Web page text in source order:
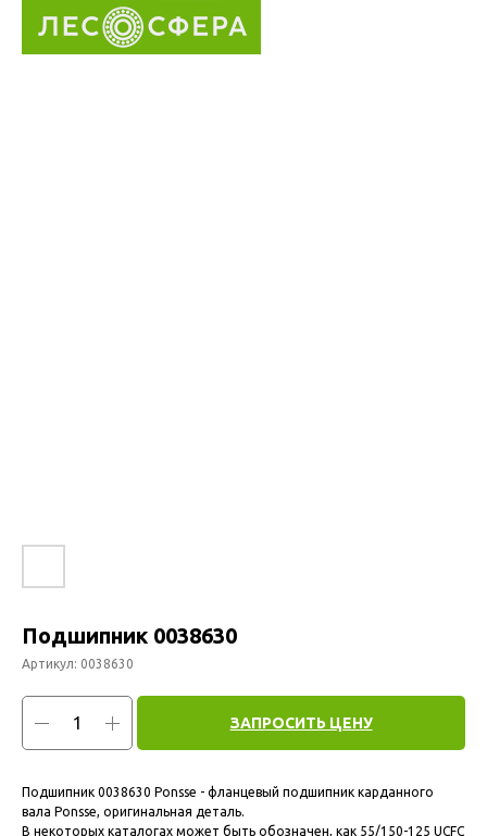
Подшипник 0038630
Артикул: 0038630
ЗАПРОСИТЬ ЦЕНУ
Подшипник 0038630 Ponsse - фланцевый подшипник карданного
вала Ponsse, оригинальная деталь.
В некоторых каталогах может быть обозначен, как 55/150-125 UCFC